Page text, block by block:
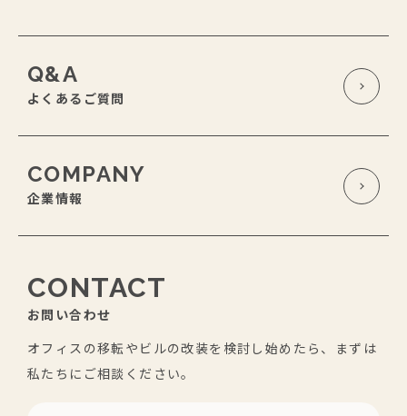
Q&A
よくあるご質問
COMPANY
企業情報
CONTACT
お問い合わせ
オフィスの移転やビルの改装を検討し始めたら、まずは
私たちにご相談ください。